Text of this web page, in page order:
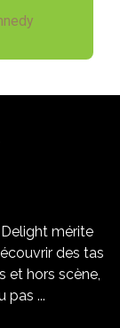
mérite
des tas
et hors scène,
pas ...